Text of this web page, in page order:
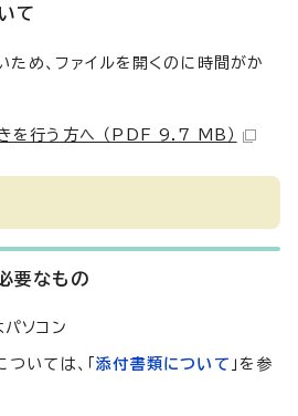
て
ため、ファイルを開くのに時間がか
を行う方へ （PDF 9.7 MB）
要なもの
パソコン
いては、「添付書類について 」を参